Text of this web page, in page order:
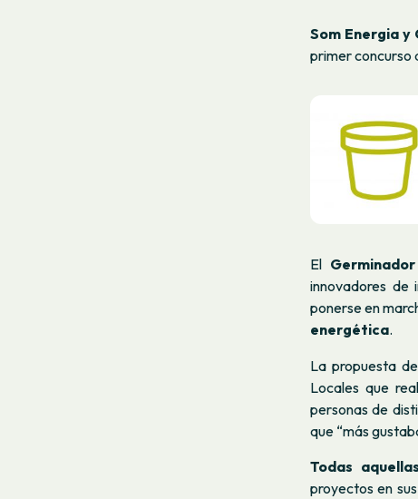
Som Energia y
primer concurso
El
innovadores de
ponerse en
energética.
La propuesta
Locales que
personas de
que “más
Todas
proyectos en